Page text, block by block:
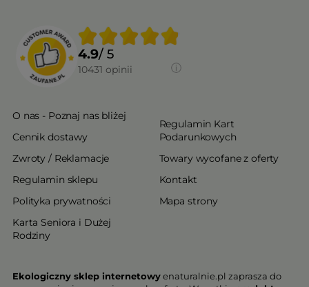
4.9/ 5
10431 opinii
O nas - Poznaj nas bliżej
Cennik dostawy
Zwroty / Reklamacje
Regulamin sklepu
Polityka prywatności
Karta Seniora i Dużej
Rodziny
Regulamin Kart
Podarunkowych
Towary wycofane z oferty
Kontakt
Mapa strony
Ekologiczny sklep internetowyenaturalnie.pl zaprasza do